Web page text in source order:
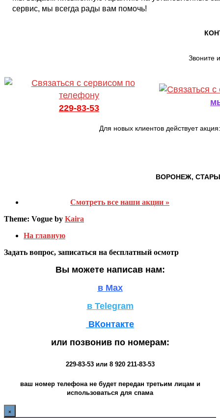
сервис, мы всегда рады вам помочь!
Звоните
229-83-53
Для новых клиентов действует
ВОРОНЕЖ,
Смотреть все наши акции »
Theme: Vogue by Kaira
На главную
Задать вопрос, записаться на бесплатный осмотр
Вы можете написав нам:
в Max
в Telegram
ВКонтакте
или позвонив по номерам:
229-83-53 или8 920 211-83-53
ваш номер телефона не будет передан третьим лицам и
использоваться для спама
×